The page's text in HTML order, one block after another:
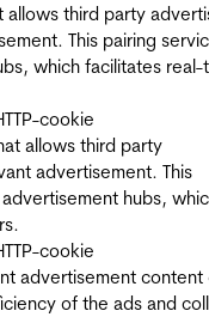
allows third party
This pairing
which facilitates real-
cookie
allows third party
advertisement. This
hubs,
cookie
advertisement content
of the ads and